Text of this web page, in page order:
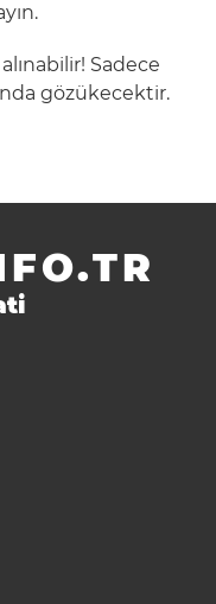
Sadece
gözükecektir.